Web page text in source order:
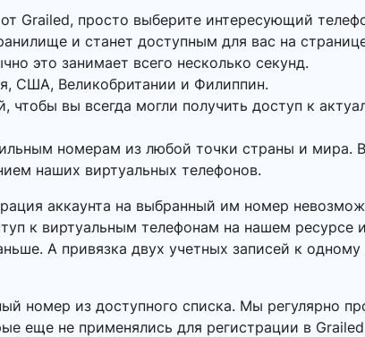
Grailed, просто выберите интересующий
и станет доступным для вас на
это занимает всего несколько секунд.
США, Великобритании и Филиппин.
вы всегда могли получить доступ к
номерам из любой точки страны и мира.
наших виртуальных телефонов.
аккаунта на выбранный им номер
к виртуальным телефонам на нашем ресурсе
А привязка двух учетных записей к
номер из доступного списка. Мы регулярно
еще не применялись для регистрации в